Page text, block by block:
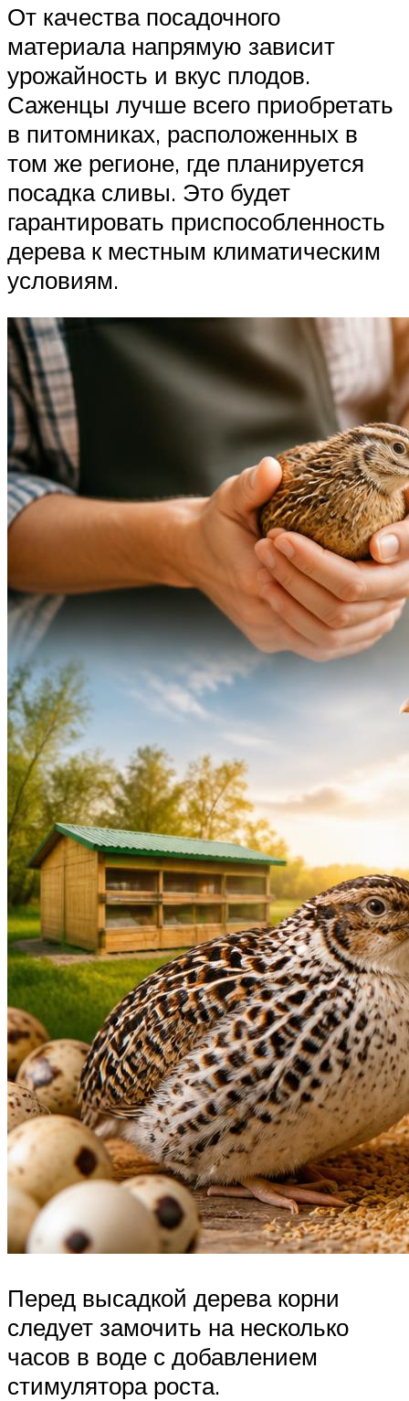
От качества посадочного
материала напрямую зависит
урожайность и вкус плодов.
Саженцы лучше всего приобретать
в питомниках, расположенных в
том же регионе, где планируется
посадка сливы. Это будет
гарантировать приспособленность
дерева к местным климатическим
условиям.
Перед высадкой дерева корни
следует замочить на несколько
часов в воде с добавлением
стимулятора роста.